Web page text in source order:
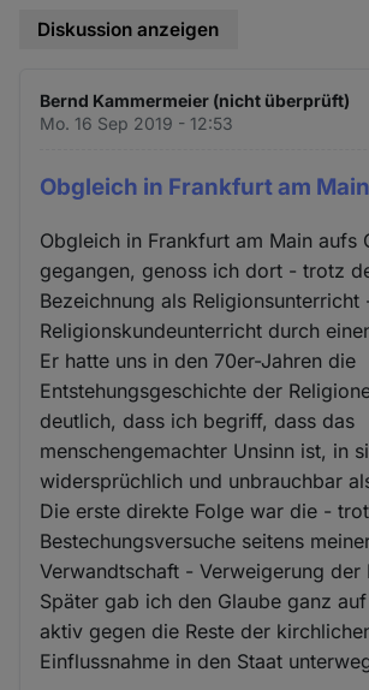
Diskussion anzeigen
Bernd Kammermeier (nicht überprüft)
Mo. 16 Sep 2019 - 12:53
Obgleich in Frankfurt am Main
Obgleich in Frankfurt am Main aufs
gegangen, genoss ich dort - trotz
Bezeichnung als Religionsunterricht
Religionskundeunterricht durch
Er hatte uns in den 70er-Jahren die
Entstehungsgeschichte der
deutlich, dass ich begriff, dass das
menschengemachter Unsinn ist, in
widersprüchlich und unbrauchbar
Die erste direkte Folge war die -
Bestechungsversuche seitens
Verwandtschaft - Verweigerung der
Später gab ich den Glaube ganz
aktiv gegen die Reste der
Einflussnahme in den Staat